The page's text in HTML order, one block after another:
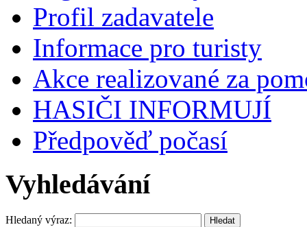
Profil zadavatele
Informace pro turisty
Akce realizované za
HASIČI INFORMUJÍ
Předpověď počasí
Vyhledávání
Hledaný výraz: